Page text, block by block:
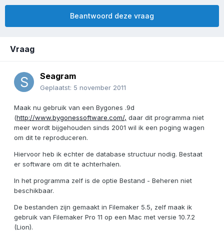
Beantwoord deze vraag
Vraag
Seagram
Geplaatst: 5 november 2011
Maak nu gebruik van een Bygones .9d
(http://www.bygonessoftware.com/, daar dit programma niet
meer wordt bijgehouden sinds 2001 wil ik een poging wagen
om dit te reproduceren.
Hiervoor heb ik echter de database structuur nodig. Bestaat
er software om dit te achterhalen.
In het programma zelf is de optie Bestand - Beheren niet
beschikbaar.
De bestanden zijn gemaakt in Filemaker 5.5, zelf maak ik
gebruik van Filemaker Pro 11 op een Mac met versie 10.7.2
(Lion).